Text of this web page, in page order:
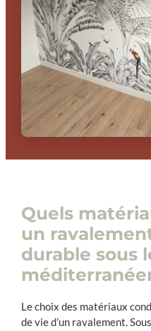
Quels
un
durable sous
Le choix des matériaux
de vie d’un ravalement.